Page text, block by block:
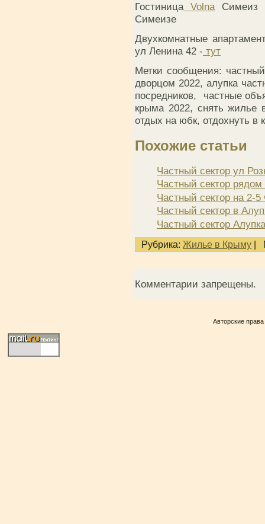
ГостиницаVolnaСимеиз
Симеизе
Двухкомнатные
ул Ленина 42 - тут
Метки сообщения:
дворцом 2022, алупка
посредников, частные
крыма 2022, снять жилье
отдых на юбк, отдохнуть в
Похожие статьи
Частный сектор ул
Частный сектор
Частный сектор на 2-
Частный сектор в
Частный сектор
Рубрика: Жилье в Крыму |
Комментарии запрещены.
Авторские